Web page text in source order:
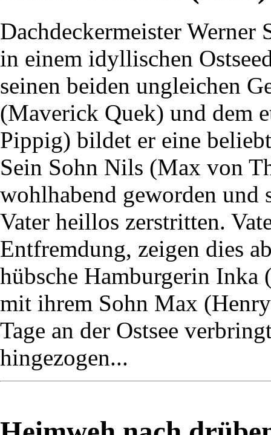
Dachdeckermeister
in einem idyllischen
seinen beiden ungleichen
(Maverick Quek) und dem
Pippig) bildet er eine
Sein Sohn Nils (Max von
wohlhabend geworden und
Vater heillos zerstritten.
Entfremdung, zeigen dies
hübsche Hamburgerin
mit ihrem Sohn Max
Tage an der Ostsee
hingezogen...